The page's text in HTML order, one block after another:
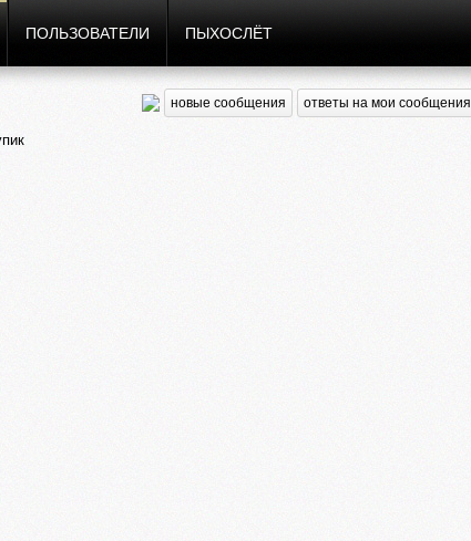
ПОЛЬЗОВАТЕЛИ ПЫХОСЛЁТ
новые сообщения ответы на мои сообщения